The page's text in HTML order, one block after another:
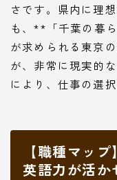
さです。県内に理
も、**「千葉の暮
が求められる東京
が、非常に現実的
により、仕事の選
【職種マッ
英語力が活か